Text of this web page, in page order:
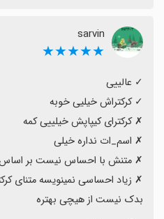
sarvin
★★★★★
بدک نیست از هیچی بهتره